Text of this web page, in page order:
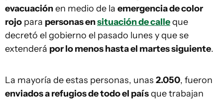
evacuaciónen medio de la emergencia de color
rojo para personas ensituación de calleque
decretó el gobierno el pasado lunes y que se
extenderá por lo menos hasta el martes siguiente.
La mayoría de estas personas, unas 2.050, fueron
enviados a refugios de todo el paísque trabajan